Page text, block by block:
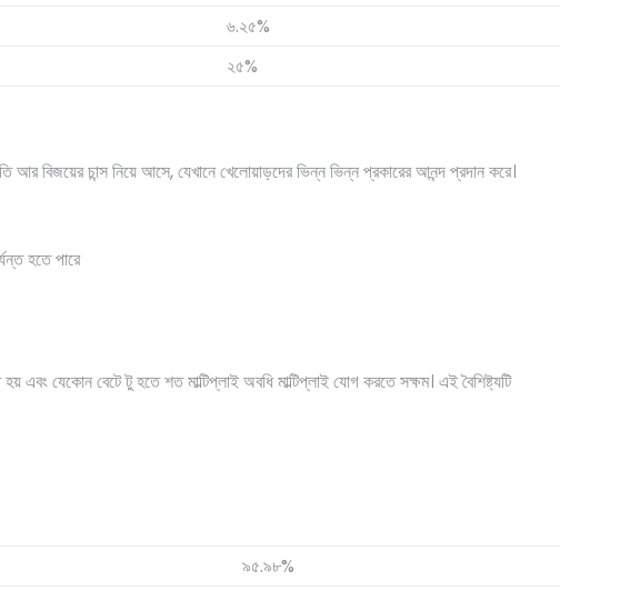
৬.২৫%
২৫%
বিজয়ের চান্স নিয়ে আসে, যেখানে খেলোয়াড়দের ভিন্ন ভিন্ন প্রকারের আনন্দ প্রদান করে।
হতে পারে
যেকোন বেটে টু হতে শত মাল্টিপ্লাই অবধি মাল্টিপ্লাই যোগ করতে সক্ষম। এই বৈশিষ্ট্যটি
৯৫.৯৮%